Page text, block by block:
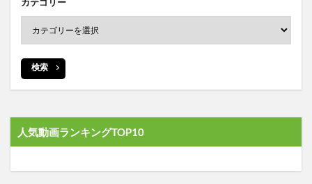
検索
人気動画ランキングTOP10